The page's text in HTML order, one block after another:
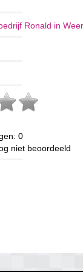
Ronald in
0
niet beoordeeld